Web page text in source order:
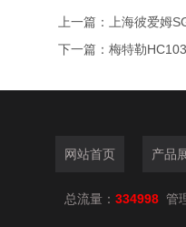
上一篇：
上海彼爱姆
下一篇： 梅特勒
网站首页 产品
总流量： 334998 管